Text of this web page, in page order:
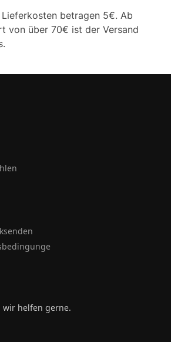
betragen 5€. Ab
von über 70€ ist der Versand
wir helfen gerne.